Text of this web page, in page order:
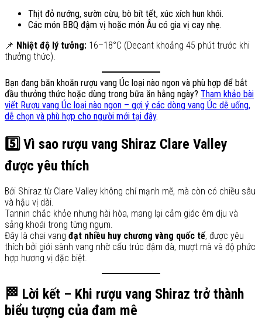
Thịt đỏ nướng, sườn cừu, bò bít tết, xúc xích hun khói.
Các món BBQ đậm vị hoặc món Âu có gia vị cay nhẹ.
📌 Nhiệt độ lý tưởng: 16–18°C (Decant khoảng 45 phút trước khi
thưởng thức).
Bạn đang băn khoăn rượu vang Úc loại nào ngon và phù hợp để bắt
đầu thưởng thức hoặc dùng trong bữa ăn hằng ngày? Tham khảo bài
viết Rượu vang Úc loại nào ngon – gợi ý các dòng vang Úc dễ uống,
dễ chọn và phù hợp cho người mới tại đây.
5️⃣ Vì sao rượu vang Shiraz Clare Valley
được yêu thích
Bởi Shiraz từ Clare Valley không chỉ mạnh mẽ, mà còn có chiều sâu
và hậu vị dài.
Tannin chắc khỏe nhưng hài hòa, mang lại cảm giác êm dịu và
sảng khoái trong từng ngụm.
Đây là chai vang đạt nhiều huy chương vàng quốc tế, được yêu
thích bởi giới sành vang nhờ cấu trúc đậm đà, mượt mà và độ phức
hợp hương vị đặc biệt.
🏁 Lời kết – Khi rượu vang Shiraz trở thành
biểu tượng của đam mê